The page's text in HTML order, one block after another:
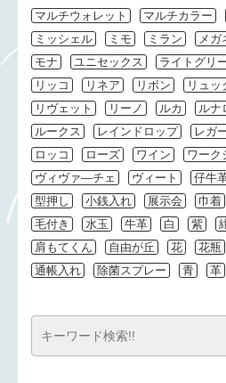
マルチウォレット
マルチカラー
ミッシェル
ミモ ミラン メガ
モナ
ユニセックス ライトグリ
リッコ
リネア リボン リュッ
リヴェット
リーノ ルカ ルナ
ルークス
レインドロップ レガ
ロッコ
ローズ ワイン
ワーク
ヴィヴァ―チェ
ヴィート 仔牛
型押し
小銭入れ 展示会 巾着
毛付き
水玉 牛革 白 紫
肩もてくん
自由が丘 花 花瓶
通帳入れ
除菌スプレー 青 革